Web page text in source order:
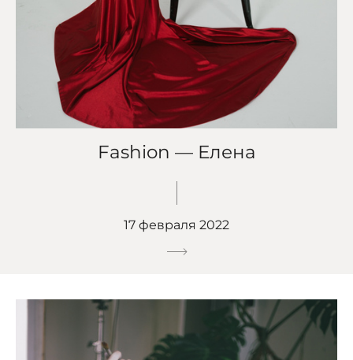
Fashion — Елена
17 февраля 2022